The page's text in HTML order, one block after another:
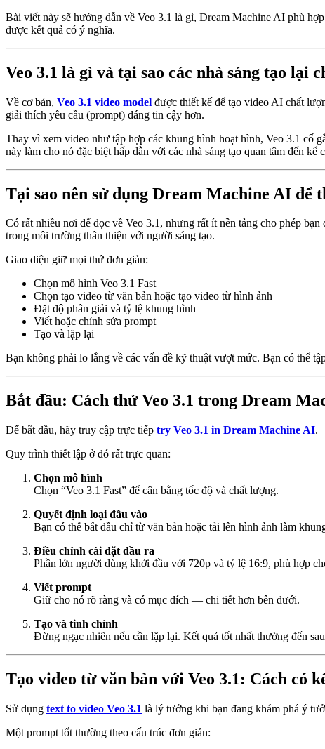
Bài viết này sẽ hướng dẫn về Veo 3.1 là gì, Dream Machine AI phù
được kết quả có ý nghĩa.
Veo 3.1 là gì và tại sao các nhà sáng tạo lại
Về cơ bản, Veo 3.1 video model được thiết kế để tạo video AI chất
giải thích yêu cầu (prompt) đáng tin cậy hơn.
Thay vì xem video như tập hợp các khung hình hoạt hình, Veo 3.1 cố
này làm cho nó đặc biệt hấp dẫn với các nhà sáng tạo quan tâm đến
Tại sao nên sử dụng Dream Machine AI để
Có rất nhiều nơi để đọc về Veo 3.1, nhưng rất ít nền tảng cho phép
trong môi trường thân thiện với người sáng tạo.
Giao diện giữ mọi thứ đơn giản:
Chọn mô hình Veo 3.1 Fast
Chọn tạo video từ văn bản hoặc tạo video từ hình ảnh
Đặt độ phân giải và tỷ lệ khung hình
Viết hoặc chỉnh sửa prompt
Tạo và lặp lại
Bạn không phải lo lắng về các vấn đề kỹ thuật vượt mức. Bạn có thể
Bắt đầu: Cách thử Veo 3.1 trong Dream
Để bắt đầu, hãy truy cập trực tiếp try Veo 3.1 in Dream Machine AI.
Quy trình thiết lập ở đó rất trực quan:
Chọn mô hình
Chọn “Veo 3.1 Fast” để cân bằng tốc độ và chất lượng.
Quyết định loại đầu vào
Bạn có thể bắt đầu chỉ từ văn bản hoặc tải lên hình ảnh làm
Điều chỉnh cài đặt đầu ra
Phần lớn người dùng khởi đầu với 720p và tỷ lệ 16:9, phù hợp
Viết prompt
Giữ cho nó rõ ràng và có mục đích — chi tiết hơn bên dưới.
Tạo và tinh chỉnh
Đừng ngạc nhiên nếu cần lặp lại. Kết quả tốt nhất thường đến
Tạo video từ văn bản với Veo 3.1: Cách có
Sử dụng text to video Veo 3.1 là lý tưởng khi bạn đang khám phá ý
Một prompt tốt thường theo cấu trúc đơn giản: